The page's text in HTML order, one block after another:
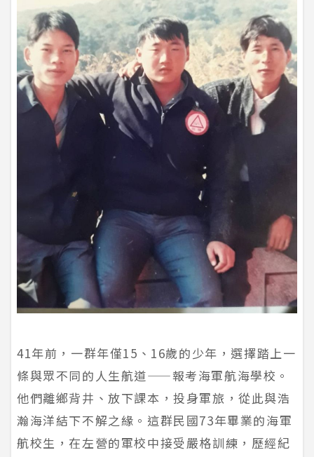
41年前，一群年僅15、16歲的少年，選擇踏上一
條與眾不同的人生航道——報考海軍航海學校。
他們離鄉背井、放下課本，投身軍旅，從此與浩
瀚海洋結下不解之緣。這群民國73年畢業的海軍
航校生，在左營的軍校中接受嚴格訓練，歷經紀